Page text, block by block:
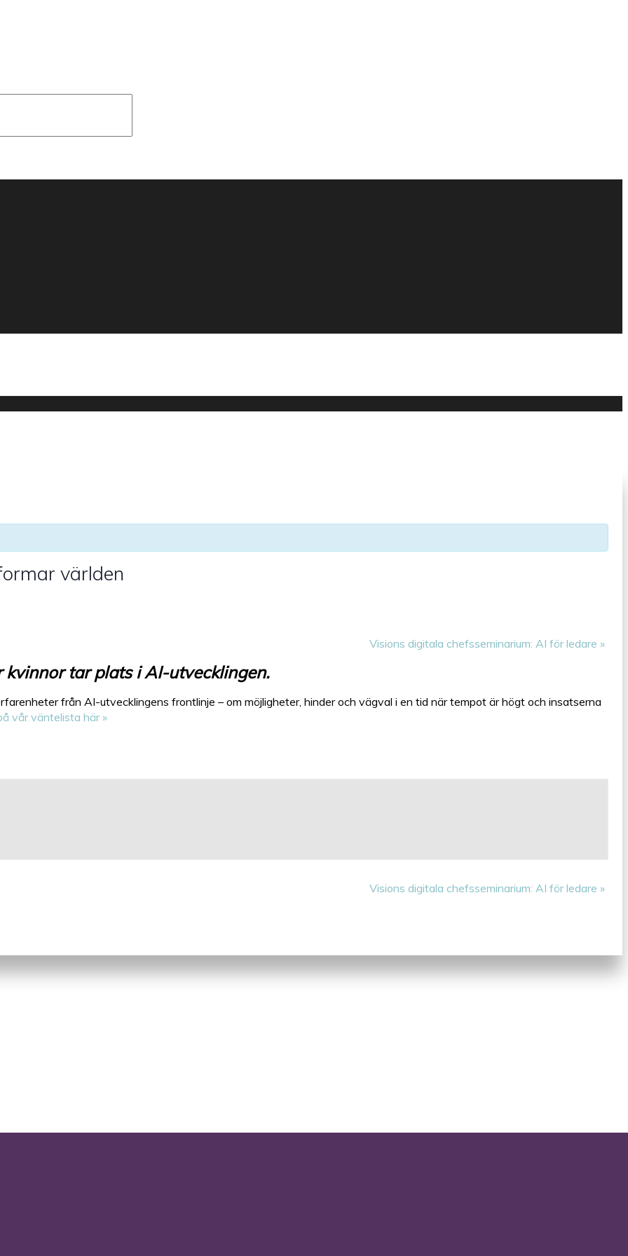
världen
Visions digitala chefsseminarium: AI för ledare »
kvinnor tar plats i AI-utvecklingen.
från AI-utvecklingens frontlinje – om möjligheter, hinder och vägval i en tid när tempot är högt och insatserna
vår väntelista här »
Visions digitala chefsseminarium: AI för ledare »